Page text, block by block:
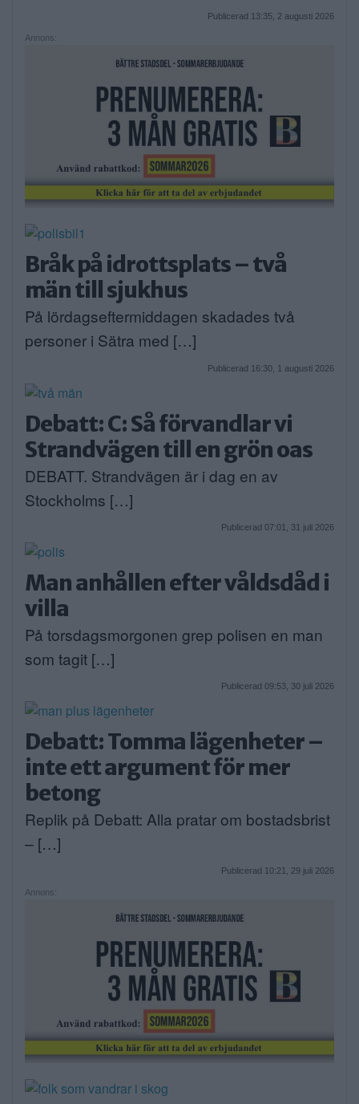
Publicerad 13:35, 2 augusti 2026
Annons:
Bråk på idrottsplats – två
män till sjukhus
På lördagseftermiddagen skadades två
personer i Sätra med […]
Publicerad 16:30, 1 augusti 2026
Debatt: C: Så förvandlar vi
Strandvägen till en grön oas
DEBATT. Strandvägen är i dag en av
Stockholms […]
Publicerad 07:01, 31 juli 2026
Man anhållen efter våldsdåd i
villa
På torsdagsmorgonen grep polisen en man
som tagit […]
Publicerad 09:53, 30 juli 2026
Debatt: Tomma lägenheter –
inte ett argument för mer
betong
Replik på Debatt: Alla pratar om bostadsbrist
– […]
Publicerad 10:21, 29 juli 2026
Annons: